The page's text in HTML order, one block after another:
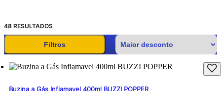
48 RESULTADOS
Filtros
Buzina a Gás Inflamavel 400ml BUZZI POPPER